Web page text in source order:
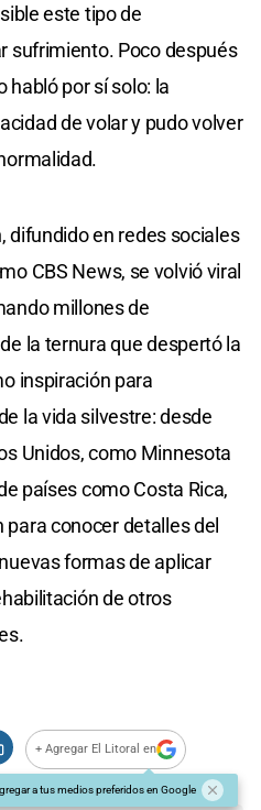
este tipo de
sufrimiento. Poco después
habló por sí solo: la
de volar y pudo volver
difundido en redes sociales
CBS News, se volvió viral
millones de
la ternura que despertó la
inspiración para
la vida silvestre: desde
Unidos, como Minnesota
países como Costa Rica,
conocer detalles del
formas de aplicar
de otros
+ Agregar El Litoral en
a tus medios preferidos en Google